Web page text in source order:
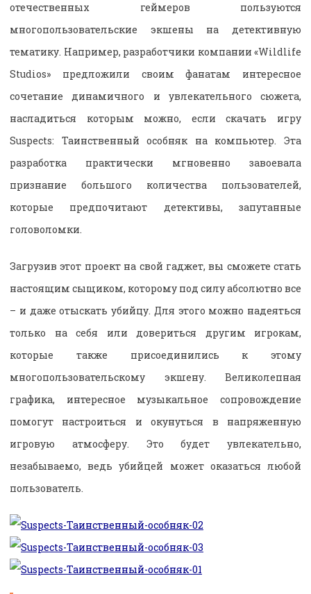
отечественных геймеров пользуются
многопользовательские экшены на детективную
тематику. Например, разработчики компании «Wildlife
Studios» предложили своим фанатам интересное
сочетание динамичного и увлекательного сюжета,
насладиться которым можно, если скачать игру
Suspects: Таинственный особняк на компьютер. Эта
разработка практически мгновенно завоевала
признание большого количества пользователей,
которые предпочитают детективы, запутанные
головоломки.
Загрузив этот проект на свой гаджет, вы сможете стать
настоящим сыщиком, которому под силу абсолютно все
– и даже отыскать убийцу. Для этого можно надеяться
только на себя или довериться другим игрокам,
которые также присоединились к этому
многопользовательскому экшену. Великолепная
графика, интересное музыкальное сопровождение
помогут настроиться и окунуться в напряженную
игровую атмосферу. Это будет увлекательно,
незабываемо, ведь убийцей может оказаться любой
пользователь.